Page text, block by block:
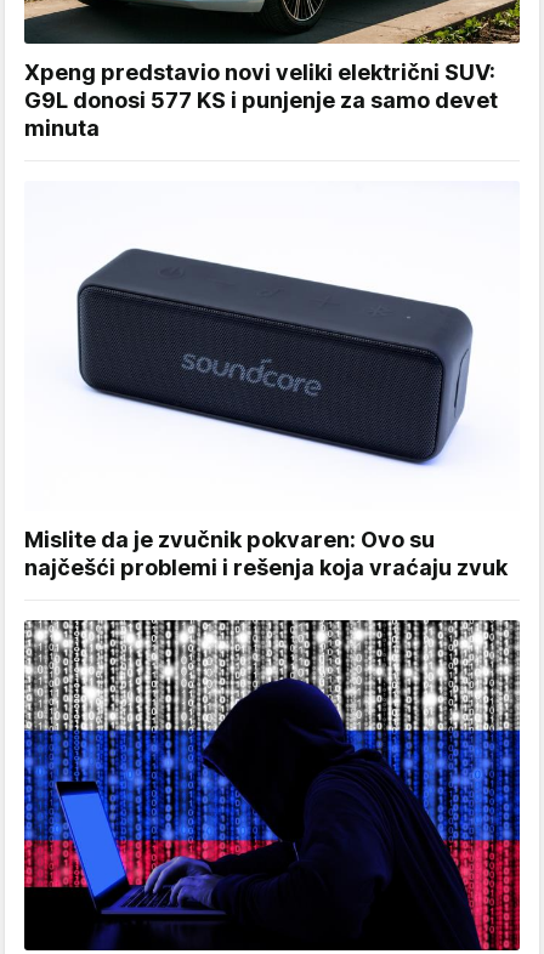
Xpeng predstavio novi veliki električni SUV:
G9L donosi 577 KS i punjenje za samo devet
minuta
Mislite da je zvučnik pokvaren: Ovo su
najčešći problemi i rešenja koja vraćaju zvuk